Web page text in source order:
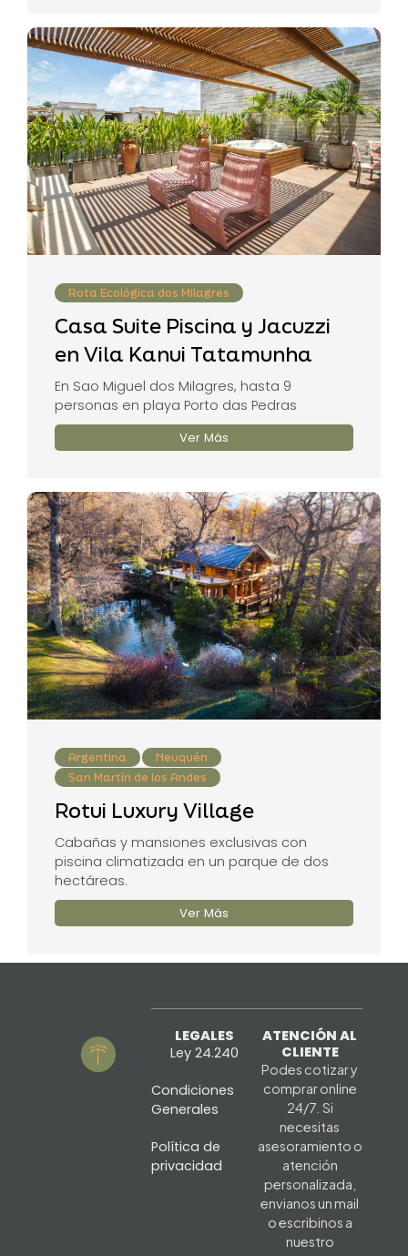
Rota Ecológica dos Milagres
Casa Suite Piscina y Jacuzzi
en Vila Kanui Tatamunha
En Sao Miguel dos Milagres, hasta 9
personas en playa Porto das Pedras
Ver Más
Argentina
Neuquén
San Martín de los Andes
Rotui Luxury Village
Cabañas y mansiones exclusivas con
piscina climatizada en un parque de dos
hectáreas.
Ver Más
LEGALES
Ley 24.240
Condiciones
Generales
Política de
privacidad
ATENCIÓN AL
CLIENTE
Podes cotizar y
comprar online
24/7. Si
necesitas
asesoramiento o
atención
personalizada,
envianos un mail
o escribinos a
nuestro